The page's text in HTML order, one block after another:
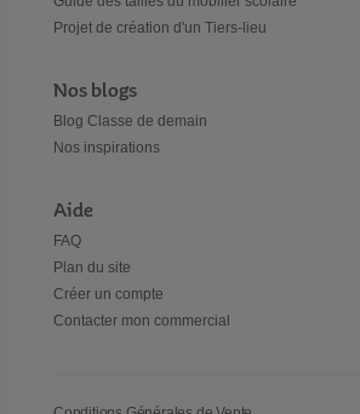
Projet de création d'un Tiers-lieu
Nos blogs
Blog Classe de demain
Nos inspirations
Aide
FAQ
Plan du site
Créer un compte
Contacter mon commercial